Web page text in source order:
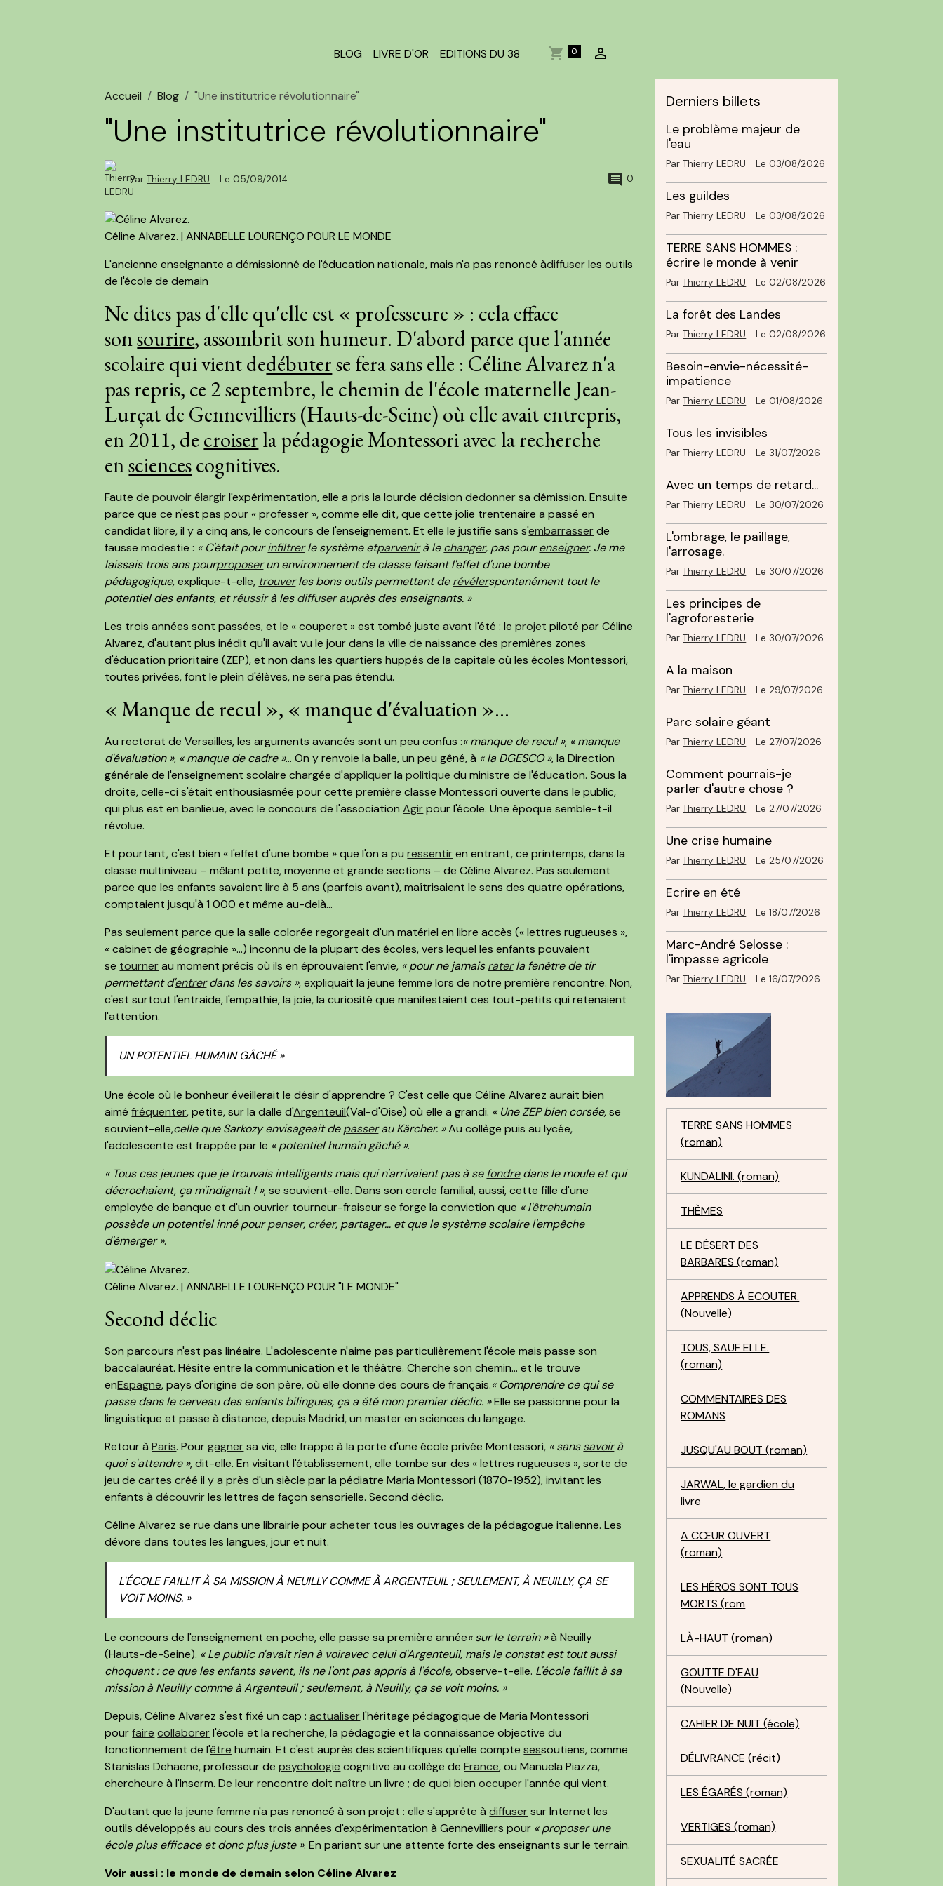
BLOG LIVRE D'OR EDITIONS DU 38 0
Accueil Blog "Une institutrice révolutionnaire"
"Une institutrice révolutionnaire"
ParThierry LEDRU Le 05/09/2014 0
Céline Alvarez. | ANNABELLE LOURENÇO POUR LE MONDE
L'ancienne enseignante a démissionné de l'éducation nationale, mais n'a pas renoncé àdiffuserles outils
de l'école de demain
Ne dites pas d'elle qu'elle est « professeure » : cela efface
sonsourire, assombrit son humeur. D'abord parce que l'année
scolaire qui vient dedébuterse fera sans elle : Céline Alvarez n'a
pas repris, ce 2 septembre, le chemin de l'école maternelle Jean-
Lurçat de Gennevilliers (Hauts-de-Seine) où elle avait entrepris,
en 2011, de croiser la pédagogie Montessori avec la recherche
ensciencescognitives.
Faute depouvoir élargirl'expérimentation, elle a pris la lourde décision dedonnersa démission. Ensuite
parce que ce n'est pas pour « professer », comme elle dit, que cette jolie trentenaire a passé en
candidat libre, il y a cinq ans, le concours de l'enseignement. Et elle le justifie sans s'embarrasserde
fausse modestie : « C'était pourinfiltrerle système etparvenirà lechanger, pas pourenseigner. Je me
laissais trois ans pourproposerun environnement de classe faisant l'effet d'une bombe
pédagogique,explique-t-elle, trouverles bons outils permettant derévélerspontanément tout le
potentiel des enfants, etréussirà lesdiffuserauprès des enseignants. »
Les trois années sont passées, et le « couperet » est tombé juste avant l'été : leprojet piloté par Céline
Alvarez, d'autant plus inédit qu'il avait vu le jour dans la ville de naissance des premières zones
d'éducation prioritaire (ZEP), et non dans les quartiers huppés de la capitale où les écoles Montessori,
toutes privées, font le plein d'élèves, ne sera pas étendu.
« Manque de recul », « manque d'évaluation »...
Au rectorat de Versailles, les arguments avancés sont un peu confus :« manque de recul », « manque
d'évaluation », « manque de cadre »… On y renvoie la balle, un peu gêné, à « la DGESCO », la Direction
générale de l'enseignement scolaire chargée d'appliquerlapolitique du ministre de l'éducation. Sous la
droite, celle-ci s'était enthousiasmée pour cette première classe Montessori ouverte dans le public,
qui plus est en banlieue, avec le concours de l'associationAgirpour l'école. Une époque semble-t-il
révolue.
Et pourtant, c'est bien « l'effet d'une bombe » que l'on a puressentiren entrant, ce printemps, dans la
classe multiniveau – mêlant petite, moyenne et grande sections – de Céline Alvarez. Pas seulement
parce que les enfants savaientlire à 5 ans (parfois avant), maîtrisaient le sens des quatre opérations,
comptaient jusqu'à 1 000 et même au-delà…
Pas seulement parce que la salle colorée regorgeait d'un matériel en libre accès (« lettres rugueuses »,
« cabinet de géographie »…) inconnu de la plupart des écoles, vers lequel les enfants pouvaient
se tournerau moment précis où ils en éprouvaient l'envie, « pour ne jamaisraterla fenêtre de tir
permettant d'entrerdans les savoirs », expliquait la jeune femme lors de notre première rencontre. Non,
c'est surtout l'entraide, l'empathie, la joie, la curiosité que manifestaient ces tout-petits qui retenaient
l'attention.
UN POTENTIEL HUMAIN GÂCHÉ »
Une école où le bonheur éveillerait le désir d'apprendre ? C'est celle que Céline Alvarez aurait bien
aiméfréquenter, petite, sur la dalle d'Argenteuil(Val-d'Oise) où elle a grandi. « Une ZEP bien corsée,se
souvient-elle,celle que Sarkozy envisageait depasserau Kärcher. »Au collège puis au lycée,
l'adolescente est frappée par le « potentiel humain gâché ».
« Tous ces jeunes que je trouvais intelligents mais qui n'arrivaient pas à sefondredans le moule et qui
décrochaient, ça m'indignait ! », se souvient-elle. Dans son cercle familial, aussi, cette fille d'une
employée de banque et d'un ouvrier tourneur-fraiseur se forge la conviction que « l'êtrehumain
possède un potentiel inné pourpenser, créer, partager… et que le système scolaire l'empêche
d'émerger ».
Céline Alvarez. | ANNABELLE LOURENÇO POUR "LE MONDE"
Second déclic
Son parcours n'est pas linéaire. L'adolescente n'aime pas particulièrement l'école mais passe son
baccalauréat. Hésite entre la communication et le théâtre. Cherche son chemin… et le trouve
enEspagne, pays d'origine de son père, où elle donne des cours de français.« Comprendre ce qui se
passe dans le cerveau des enfants bilingues, ça a été mon premier déclic. »Elle se passionne pour la
linguistique et passe à distance, depuis Madrid, un master en sciences du langage.
Retour àParis. Pourgagnersa vie, elle frappe à la porte d'une école privée Montessori, « sanssavoirà
quoi s'attendre », dit-elle. En visitant l'établissement, elle tombe sur des « lettres rugueuses », sorte de
jeu de cartes créé il y a près d'un siècle par la pédiatre Maria Montessori (1870-1952), invitant les
enfants àdécouvrirles lettres de façon sensorielle. Second déclic.
Céline Alvarez se rue dans une librairie pouracheter tous les ouvrages de la pédagogue italienne. Les
dévore dans toutes les langues, jour et nuit.
L'ÉCOLE FAILLIT À SA MISSION À NEUILLY COMME À ARGENTEUIL ; SEULEMENT, À NEUILLY, ÇA SE
VOIT MOINS. »
Le concours de l'enseignement en poche, elle passe sa première année« sur le terrain »à Neuilly
(Hauts-de-Seine). « Le public n'avait rien à voiravec celui d'Argenteuil, mais le constat est tout aussi
choquant : ce que les enfants savent, ils ne l'ont pas appris à l'école,observe-t-elle. L'école faillit à sa
mission à Neuilly comme à Argenteuil ; seulement, à Neuilly, ça se voit moins. »
Depuis, Céline Alvarez s'est fixé un cap :actualiserl'héritage pédagogique de Maria Montessori
pourfaire collaborerl'école et la recherche, la pédagogie et la connaissance objective du
fonctionnement de l'être humain. Et c'est auprès des scientifiques qu'elle comptesessoutiens, comme
Stanislas Dehaene, professeur depsychologie cognitive au collège deFrance, ou Manuela Piazza,
chercheure à l'Inserm. De leur rencontre doitnaître un livre ; de quoi bienoccuperl'année qui vient.
D'autant que la jeune femme n'a pas renoncé à son projet : elle s'apprête àdiffusersur Internet les
outils développés au cours des trois années d'expérimentation à Gennevilliers pour « proposer une
école plus efficace et donc plus juste ». En pariant sur une attente forte des enseignants sur le terrain.
Voir aussi : le monde de demain selon Céline Alvarez
Derniers billets
Le problème majeur de
l'eau
ParThierry LEDRU Le 03/08/2026
Les guildes
ParThierry LEDRU Le 03/08/2026
TERRE SANS HOMMES :
écrire le monde à venir
ParThierry LEDRU Le 02/08/2026
La forêt des Landes
ParThierry LEDRU Le 02/08/2026
Besoin-envie-nécessité-
impatience
ParThierry LEDRU Le 01/08/2026
Tous les invisibles
ParThierry LEDRU Le 31/07/2026
Avec un temps de retard...
ParThierry LEDRU Le 30/07/2026
L'ombrage, le paillage,
l'arrosage.
ParThierry LEDRU Le 30/07/2026
Les principes de
l'agroforesterie
ParThierry LEDRU Le 30/07/2026
A la maison
ParThierry LEDRU Le 29/07/2026
Parc solaire géant
ParThierry LEDRU Le 27/07/2026
Comment pourrais-je
parler d'autre chose ?
ParThierry LEDRU Le 27/07/2026
Une crise humaine
ParThierry LEDRU Le 25/07/2026
Ecrire en été
ParThierry LEDRU Le 18/07/2026
Marc-André Selosse :
l'impasse agricole
ParThierry LEDRU Le 16/07/2026
TERRE SANS HOMMES
(roman)
KUNDALINI. (roman)
THÈMES
LE DÉSERT DES
BARBARES (roman)
APPRENDS À ECOUTER.
(Nouvelle)
TOUS, SAUF ELLE.
(roman)
COMMENTAIRES DES
ROMANS
JUSQU'AU BOUT (roman)
JARWAL, le gardien du
livre
A CŒUR OUVERT
(roman)
LES HÉROS SONT TOUS
MORTS (rom
LÀ-HAUT (roman)
GOUTTE D'EAU
(Nouvelle)
CAHIER DE NUIT (école)
DÉLIVRANCE (récit)
LES ÉGARÉS (roman)
VERTIGES (roman)
SEXUALITÉ SACRÉE